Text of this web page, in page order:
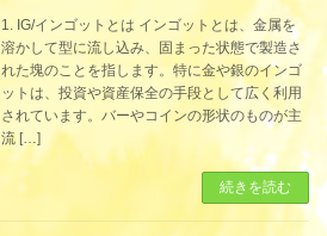
1. IG/インゴットとは インゴットとは、金属を
溶かして型に流し込み、固まった状態で製造さ
れた塊のことを指します。特に金や銀のインゴ
ットは、投資や資産保全の手段として広く利用
されています。バーやコインの形状のものが主
流 […]
続きを読む